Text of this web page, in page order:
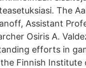
The
Assistant
Osiris A.
efforts in
Finnish Institute